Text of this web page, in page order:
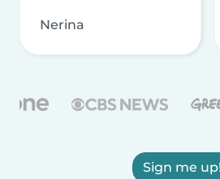
Nerina
Sign me up!